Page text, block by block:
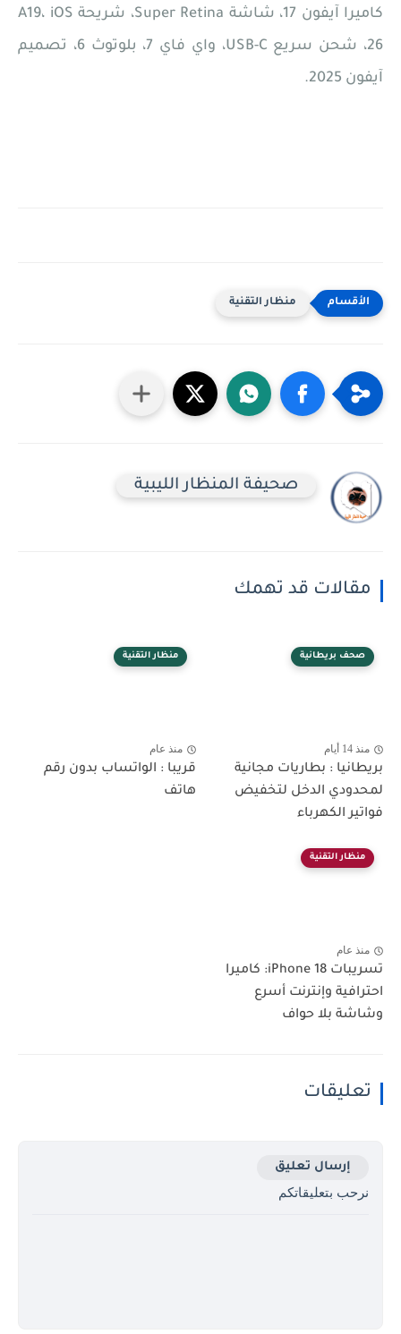
كاميرا آيفون 17، شاشة Super Retina، شريحة A19، iOS
26، شحن سريع USB-C، واي فاي 7، بلوتوث 6، تصميم
آيفون 2025.
منظار التقنية
صحيفة المنظار الليبية
مقالات قد تهمك
صحف بريطانية
منذ 14 أيام
بريطانيا : بطاريات مجانية
لمحدودي الدخل لتخفيض
فواتير الكهرباء
منظار التقنية
منذ عام
قريبا : الواتساب بدون رقم
هاتف
منظار التقنية
منذ عام
تسريبات iPhone 18: كاميرا
احترافية وإنترنت أسرع
وشاشة بلا حواف
تعليقات
إرسال تعليق
نرحب بتعليقاتكم